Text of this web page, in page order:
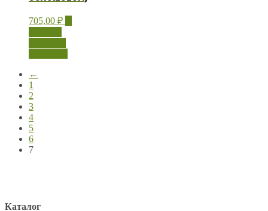
705,00 ₽
←
1
2
3
4
5
6
7
Каталог